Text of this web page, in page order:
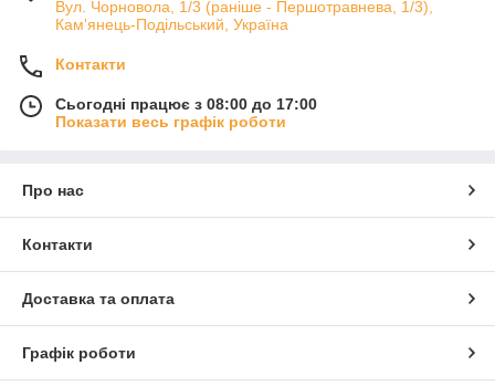
Вул. Чорновола, 1/3 (раніше - Першотравнева, 1/3),
Кам'янець-Подільський, Україна
Контакти
Сьогодні працює з 08:00 до 17:00
Показати весь графік роботи
Про нас
Контакти
Доставка та оплата
Графік роботи